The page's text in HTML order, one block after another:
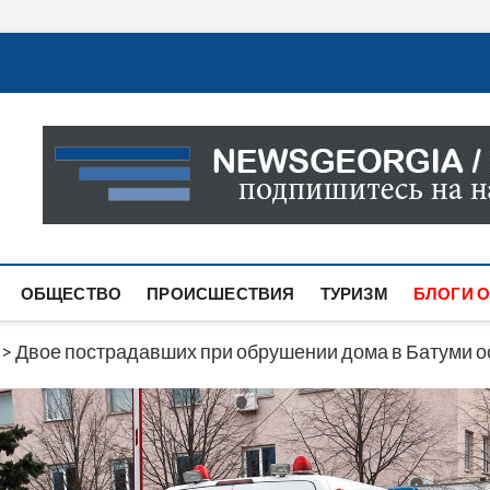
Новости Грузии
САМАЯ АКТУАЛЬНАЯ ИНФОРМАЦИЯ О СОБЫТИЯХ
САЙТЕ ВЫ НАЙДЕТЕ НОВОСТИ ПОЛИТИКИ,
ОБЩЕСТВО ПРОИСШЕСТВИЯ ТУРИЗМ БЛОГИ
>Двое пострадавших при обрушении дома в Батуми